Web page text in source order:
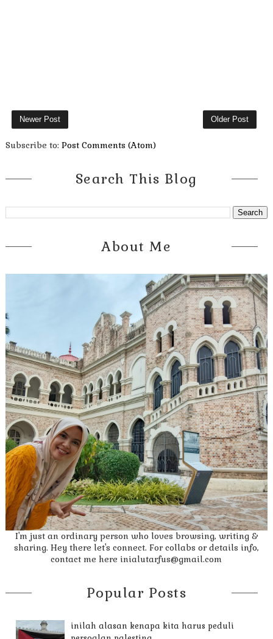
Newer Post Older Post
Subscribe to: Post Comments (Atom)
Search This Blog
About Me
I'm just an ordinary person who loves browsing, writing &
sharing. Hey there let's connect. For collabs or details info,
contact me here inialutarfus@gmail.com
Popular Posts
inilah alasan kenapa kita harus peduli